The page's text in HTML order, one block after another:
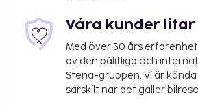
upplyst oss om.Våra kunder litar
Med över 30 års erfarenhet
av den pålitliga och
Stena-gruppen. Vi är
särskilt när det gäller